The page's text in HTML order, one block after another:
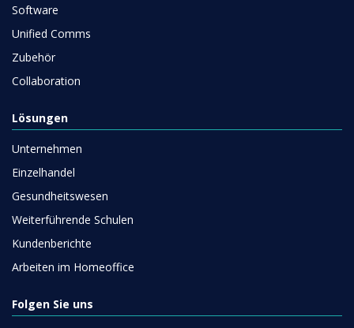
Software
Unified Comms
Zubehör
Collaboration
Lösungen
Unternehmen
Einzelhandel
Gesundheitswesen
Weiterführende Schulen
Kundenberichte
Arbeiten im Homeoffice
Folgen Sie uns